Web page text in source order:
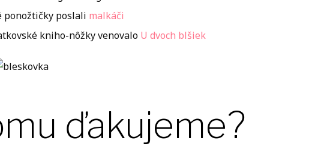
ponožtičky poslali malkáči
kniho-nôžky venovalo U dvoch blšiek
ďakujeme?